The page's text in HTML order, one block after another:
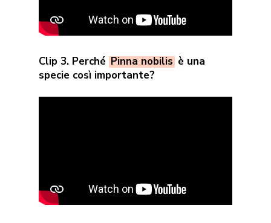
Clip 3. Perché Pinna nobilis è una
specie così importante?